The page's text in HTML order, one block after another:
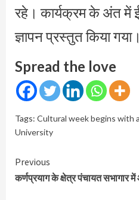
रहे। कार्यक्रम के अंत में
ज्ञापन प्रस्तुत किया गया।
Spread the love
Tags: Cultural week begins with
University
Continue
Reading
Previous
कर्णप्रयाग के क्षेत्र पंचायत